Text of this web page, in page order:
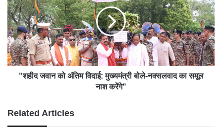
"शहीद जवान को अंतिम विदाई: मुख्यमंत्री बोले-नक्सलवाद का समूल
नाश करेंगे"
Related Articles